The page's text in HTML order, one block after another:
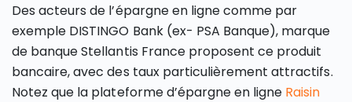
Des acteurs de l’épargne en ligne comme par
exemple DISTINGO Bank (ex- PSA Banque), marque
de banque Stellantis France proposent ce produit
bancaire, avec des taux particulièrement attractifs.
Notez que la plateforme d’épargne en ligne Raisin